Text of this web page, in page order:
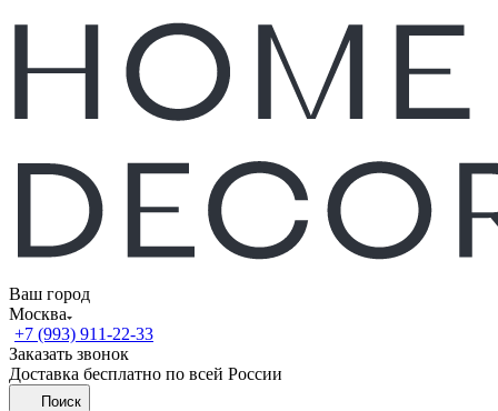
Ваш город
Москва
+7 (993) 911-22-33
Заказать звонок
Доставка бесплатно по всей России
Поиск